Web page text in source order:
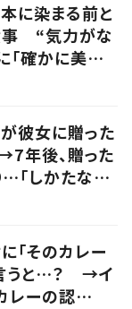
に染まる前と
事 “気力がな
「確かに美味
彼女に贈った
年後、贈った
「しかたな
「そのカレー
うと…？ →イ
レーの認